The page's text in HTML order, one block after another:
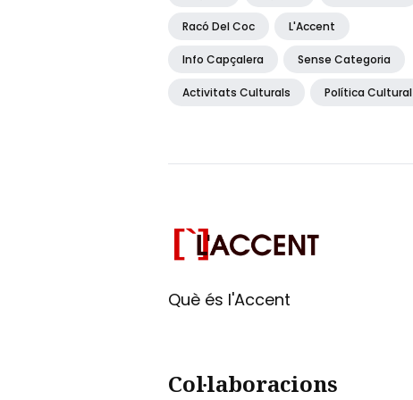
Racó Del Coc L'Accent
Info Capçalera Sense Categoria
Activitats Culturals Política Cultural
Què és l'Accent
Col·laboracions